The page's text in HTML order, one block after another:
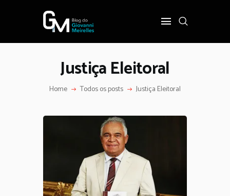
Justiça Eleitoral
Home Todos os posts Justiça Eleitoral
INÍCIO
POLÍTICA
OPINIÃO